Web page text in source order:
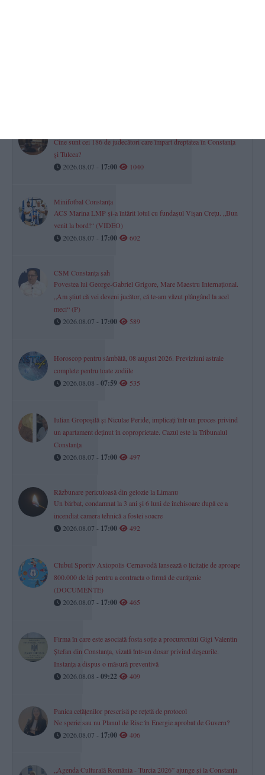
Cine sunt cei 186 de judecători care împart dreptatea în Constanța
și Tulcea?
2026.08.07 - 17:00 1040
Minifotbal Constanța
ACS Marina LMP și-a întărit lotul cu fundașul Vișan Crețu. „Bun
venit la bord!“ (VIDEO)
2026.08.07 - 17:00 602
CSM Constanța șah
Povestea lui George-Gabriel Grigore, Mare Maestru Internațional.
„Am știut că vei deveni jucător, că te-am văzut plângând la acel
meci“ (P)
2026.08.07 - 17:00 589
Horoscop pentru sâmbătă, 08 august 2026. Previziuni astrale
complete pentru toate zodiile
2026.08.08 - 07:59 535
Iulian Gropoșilă și Niculae Peride, implicați într-un proces privind
un apartament deținut în coproprietate. Cazul este la Tribunalul
Constanța
2026.08.07 - 17:00 497
Răzbunare periculoasă din gelozie la Limanu
Un bărbat, condamnat la 3 ani și 6 luni de închisoare după ce a
incendiat camera tehnică a fostei soacre
2026.08.07 - 17:00 492
Clubul Sportiv Axiopolis Cernavodă lansează o licitație de aproape
800.000 de lei pentru a contracta o firmă de curățenie
(DOCUMENTE)
2026.08.07 - 17:00 465
Firma în care este asociată fosta soție a procurorului Gigi Valentin
Ștefan din Constanța, vizată într-un dosar privind deșeurile.
Instanța a dispus o măsură preventivă
2026.08.08 - 09:22 409
Panica cetățenilor prescrisă pe rețetă de protocol
Ne sperie sau nu Planul de Risc în Energie aprobat de Guvern?
2026.08.07 - 17:00 406
„Agenda Culturală România - Turcia 2026” ajunge și la Constanța